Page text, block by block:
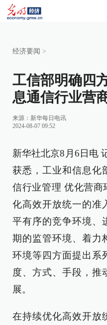
经济要闻 >
工信部明确四
息通信行业营
来源： 新华每日电讯
2024-08-07 09:52
新华社北京8月6日电
获悉，工业和信息化
信行业管理 优化营商
化高效开放统一的准
平有序的竞争环境、
期的监管环境、着力
环境等四方面提出系
度、方式、手段，推
展。
在持续优化高效开放